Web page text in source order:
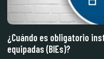
¿Cuándo es obligatorio
equipadas (BIEs)?